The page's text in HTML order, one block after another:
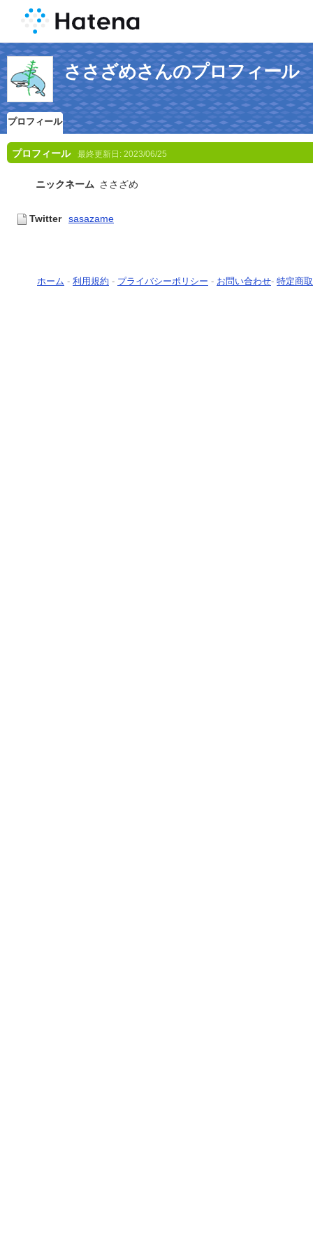
ささざめさんのプロフィール
プロフィール
プロフィール 最終更新日: 2023/06/25
ニックネーム ささざめ
Twitter sasazame
ホーム - 利用規約 - プライバシーポリシー - お問い合わせ- 特定商